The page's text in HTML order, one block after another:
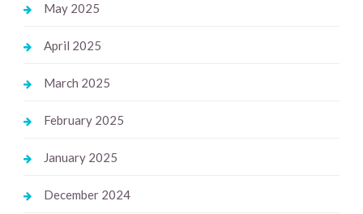
May 2025
April 2025
March 2025
February 2025
January 2025
December 2024